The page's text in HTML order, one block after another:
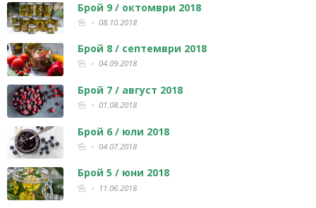
Брой 9 / октомври 2018
08.10.2018
Брой 8 / септември 2018
04.09.2018
Брой 7 / август 2018
01.08.2018
Брой 6 / юли 2018
04.07.2018
Брой 5 / юни 2018
11.06.2018